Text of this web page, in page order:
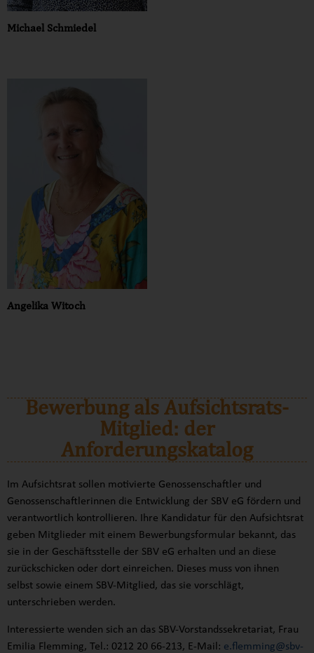
Michael Schmiedel
Angelika Witoch
Bewerbung als Aufsichtsrats-
Mitglied: der
Anforderungskatalog
Im Aufsichtsrat sollen motivierte Genossenschaftler und
Genossenschaftlerinnen die Entwicklung der SBV eG fördern und
verantwortlich kontrollieren. Ihre Kandidatur für den Aufsichtsrat
geben Mitglieder mit einem Bewerbungsformular bekannt, das
sie in der Geschäftsstelle der SBV eG erhalten und an diese
zurückschicken oder dort einreichen. Dieses muss von ihnen
selbst sowie einem SBV-Mitglied, das sie vorschlägt,
unterschrieben werden.
Interessierte wenden sich an das SBV-Vorstandssekretariat, Frau
Emilia Flemming, Tel.: 0212 20 66-213, E-Mail: e.flemming@sbv-